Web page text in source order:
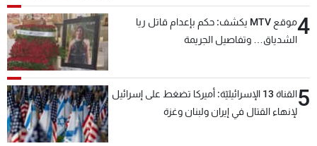
4
موقع MTV يكشف: حكم بإعدام قاتل ريا
الشدياق… وتفاصيل الجريمة
5
القناة 13 الإسرائيليّة: أميركا تضغط على إسرائيل
لإنهاء القتال في إيران ولبنان وغزة